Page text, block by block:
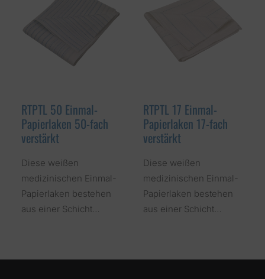
RTPTL 50 Einmal-
Papierlaken 50-fach
verstärkt
Diese weißen
medizinischen Einmal-
Papierlaken bestehen
aus einer Schicht…
RTPTL 17 Einmal-
Papierlaken 17-fach
verstärkt
Diese weißen
medizinischen Einmal-
Papierlaken bestehen
aus einer Schicht…